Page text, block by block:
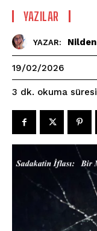
YAZILAR
YAZAR:
19/02/2026
3 dk. okuma süresi